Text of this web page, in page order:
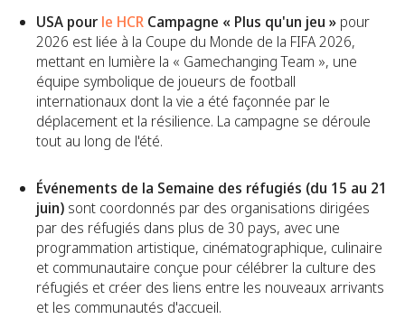
USA pour le HCR Campagne « Plus qu'un jeu » pour
2026 est liée à la Coupe du Monde de la FIFA 2026,
mettant en lumière la « Gamechanging Team », une
équipe symbolique de joueurs de football
internationaux dont la vie a été façonnée par le
déplacement et la résilience. La campagne se déroule
tout au long de l'été.
Événements de la Semaine des réfugiés (du 15 au 21
juin) sont coordonnés par des organisations dirigées
par des réfugiés dans plus de 30 pays, avec une
programmation artistique, cinématographique, culinaire
et communautaire conçue pour célébrer la culture des
réfugiés et créer des liens entre les nouveaux arrivants
et les communautés d'accueil.